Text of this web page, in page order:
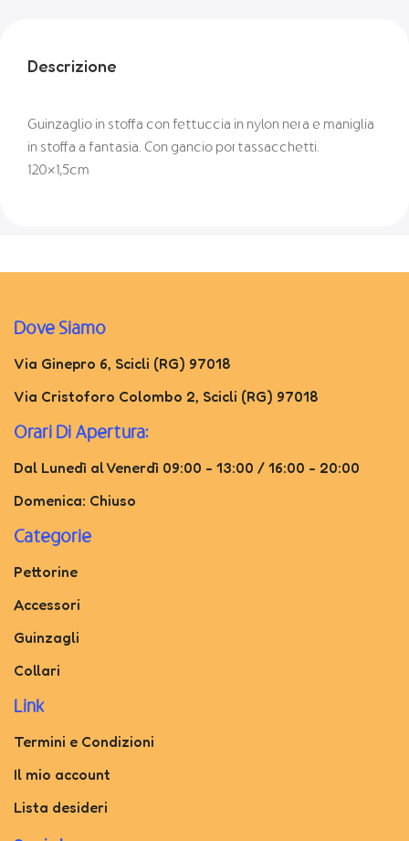
Descrizione
Guinzaglio in stoffa con fettuccia in nylon nera e maniglia
in stoffa a fantasia. Con gancio portassacchetti.
120×1,5cm
Dove Siamo
Via Ginepro 6, Scicli (RG) 97018
Via Cristoforo Colombo 2, Scicli (RG) 97018
Orari Di Apertura:
Dal Lunedì al Venerdì 09:00 - 13:00 / 16:00 - 20:00
Domenica: Chiuso
Categorie
Pettorine
Accessori
Guinzagli
Collari
Link
Termini e Condizioni
Il mio account
Lista desideri